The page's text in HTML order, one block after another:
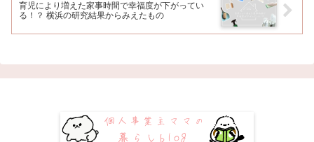
育児により増えた家事時間で幸福度が下がってい
る！？ 横浜の研究結果からみえたもの